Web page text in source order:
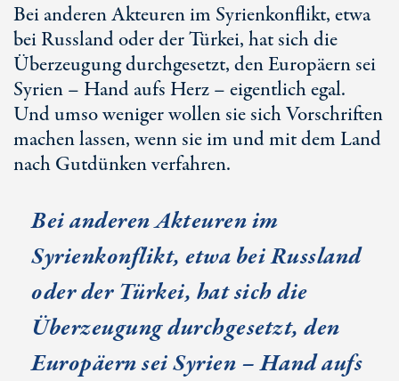
Bei anderen Akteuren im Syrienkonflikt, etwa
bei Russland oder der Türkei, hat sich die
Überzeugung durchgesetzt, den Europäern sei
Syrien – Hand aufs Herz – eigentlich egal.
Und umso weniger wollen sie sich Vorschriften
machen lassen, wenn sie im und mit dem Land
nach Gutdünken verfahren.
Bei anderen Akteuren im
Syrienkonflikt, etwa bei Russland
oder der Türkei, hat sich die
Überzeugung durchgesetzt, den
Europäern sei Syrien – Hand aufs